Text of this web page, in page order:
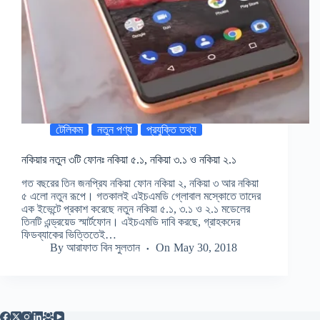
টেলিকম নতুন পণ্য প্রযুক্তি তথ্য
নকিয়ার নতুন ৩টি ফোনঃ নকিয়া ৫.১, নকিয়া ৩.১ ও নকিয়া ২.১
গত বছরের তিন জনপ্রিয নকিয়া ফোন নকিয়া ২, নকিয়া ৩ আর নকিয়া
৫ এলো নতুন রূপে। গতকালই এইচএমডি গ্লোবাল মস্কোতে তাদের
এক ইভেন্টে প্রকাশ করেছে নতুন নকিয়া ৫.১, ৩.১ ও ২.১ মডেলের
তিনটি এন্ড্রয়েড স্মার্টফোন। এইচএমডি দাবি করছে, গ্রাহকদের
ফিডব্যাকের ভিত্তিতেই…
By আরাফাত বিন সুলতান On May 30, 2018